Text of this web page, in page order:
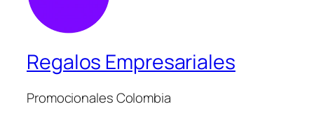
Regalos Empresariales
Promocionales Colombia